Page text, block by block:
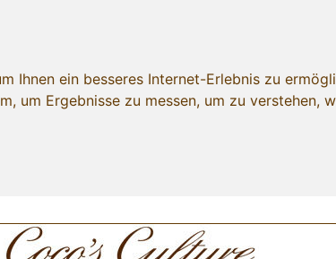
Ihnen ein besseres Internet-Erlebnis zu
um Ergebnisse zu messen, um zu verstehen,
Lieferland